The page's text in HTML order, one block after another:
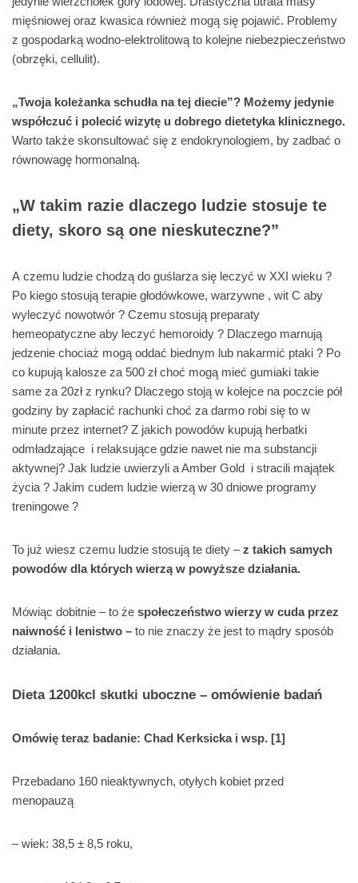
mięśniowej oraz kwasica również mogą się pojawić. Problemy
z gospodarką wodno-elektrolitową to kolejne niebezpieczeństwo
(obrzęki, cellulit).
„Twoja koleżanka schudła na tej diecie”? Możemy jedynie
współczuć i polecić wizytę u dobrego dietetyka klinicznego.
Warto także skonsultować się z endokrynologiem, by zadbać o
równowagę hormonalną.
„W takim razie dlaczego ludzie stosuje te
diety, skoro są one nieskuteczne?”
A czemu ludzie chodzą do guślarza się leczyć w XXI wieku ?
Po kiego stosują terapie głodówkowe, warzywne , wit C aby
wyleczyć nowotwór ? Czemu stosują preparaty
hemeopatyczne aby leczyć hemoroidy ? Dlaczego marnują
jedzenie chociaż mogą oddać biednym lub nakarmić ptaki ? Po
co kupują kalosze za 500 zł choć mogą mieć gumiaki takie
same za 20zł z rynku? Dlaczego stoją w kolejce na poczcie pół
godziny by zapłacić rachunki choć za darmo robi się to w
minute przez internet? Z jakich powodów kupują herbatki
odmładzające i relaksujące gdzie nawet nie ma substancji
aktywnej? Jak ludzie uwierzyli a Amber Gold i stracili majątek
życia ? Jakim cudem ludzie wierzą w 30 dniowe programy
treningowe ?
To już wiesz czemu ludzie stosują te diety –z takich samych
powodów dla których wierzą w powyższe działania.
Mówiąc dobitnie – to że społeczeństwo wierzy w cuda przez
naiwność i lenistwo – to nie znaczy że jest to mądry sposób
działania.
Dieta 1200kcl skutki uboczne – omówienie badań
Omówię teraz badanie: Chad Kerksicka i wsp. [1]
Przebadano 160 nieaktywnych, otyłych kobiet przed
menopauzą
– wiek: 38,5 ± 8,5 roku,